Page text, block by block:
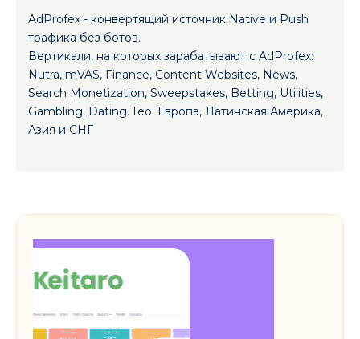
AdProfex - конвертящий источник Native и Push
трафика без ботов.
Вертикали, на которых зарабатывают с AdProfex:
Nutra, mVAS, Finance, Сontent Websites, News,
Search Monetization, Sweepstakes, Betting, Utilities,
Gambling, Dating. Гео: Европа, Латинская Америка,
Азия и СНГ